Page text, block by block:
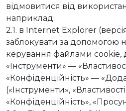
відмовитися від
наприклад:
2.1. в Internet Explorer
заблокувати за допомогою
керування файлами cookie,
«Інструменти» —
«Конфіденційність» —
(«Інструменти»,
«Конфіденційність»,